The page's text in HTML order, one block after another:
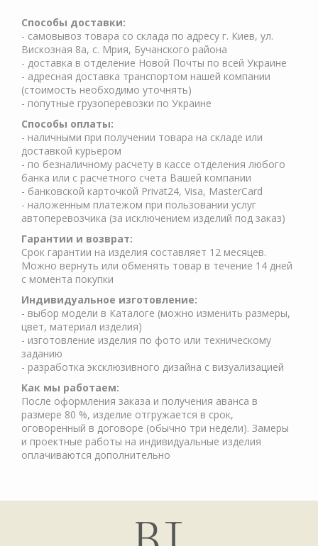
Cпособы доставки:
- самовывоз товара со склада по адресу г. Киев, ул.
Вискозная 8а, с. Мрия, Бучанского района
- доставка в отделение Новой Почты по всей Украине
- адресная доставка транспортом нашей компании
(стоимость необходимо уточнять)
- попутные грузоперевозки по Украине
Способы оплаты:
- наличными при получении товара на складе или
доставкой курьером
- по безналичному расчету в кассе отделения любого
банка или с расчетного счета Вашей компании
- банковской карточкой Privat24, Visa, MasterCard
- наложенным платежом при пользовании услуг
автоперевозчика (за исключением изделий под заказ)
Гарантии и возврат:
Срок гарантии на изделия составляет 12 месяцев.
Можно вернуть или обменять товар в течение 14 дней
с момента покупки
Индивидуальное изготовление:
- выбор модели в Каталоге (можно изменить размеры,
цвет, материал изделия)
- изготовление изделия по фото или техническому
заданию
- разработка эксклюзивного дизайна с визуализацией
Как мы работаем:
После оформления заказа и получения аванса в
размере 80 %, изделие отгружается в срок,
оговоренный в договоре (обычно три недели). Замеры
и проектные работы на индивидуальные изделия
оплачиваются дополнительно